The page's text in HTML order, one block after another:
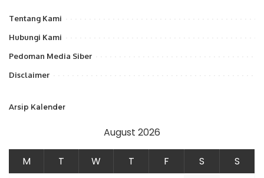
Tentang Kami
Hubungi Kami
Pedoman Media Siber
Disclaimer
Arsip Kalender
August 2026
M T W T F S
S